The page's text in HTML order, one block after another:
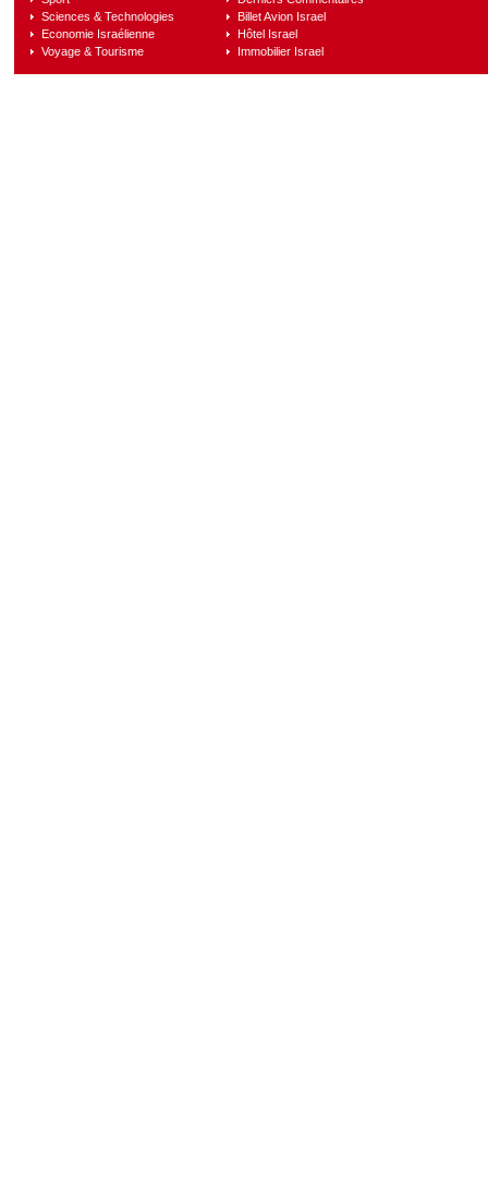
Sciences & Technologies
Economie Israélienne
Voyage & Tourisme
Billet Avion Israel
Hôtel Israel
Immobilier Israel